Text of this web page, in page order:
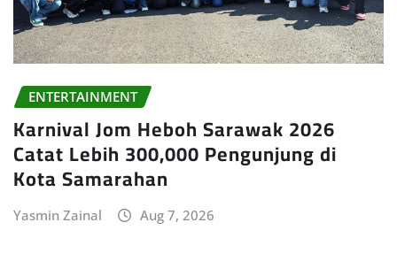
ENTERTAINMENT
Karnival Jom Heboh Sarawak 2026
Catat Lebih 300,000 Pengunjung di
Kota Samarahan
Yasmin Zainal Aug 7, 2026